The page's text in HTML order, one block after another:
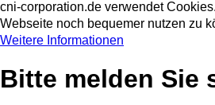
cni-corporation.de verwendet
Webseite noch bequemer nutzen zu
Weitere Informationen
Bitte melden Sie